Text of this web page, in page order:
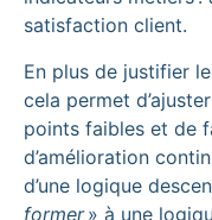
satisfaction client.
En plus de justifier
cela permet
points faibles et de
d’amélioration
d’une logique
former» à une